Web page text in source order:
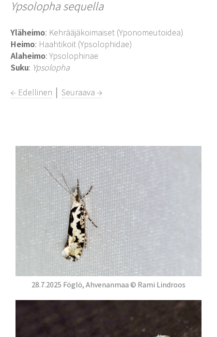
Ypsolopha sequella
Yläheimo: Kehrääjäkoimaiset (Yponomeutoidea)
Heimo: Haahtikoit (Ypsolophidae)
Alaheimo: Ypsolophinae
Suku: Ypsolopha
← Edellinen │Seuraava →
28.7.2025 Föglö, Ahvenanmaa © Rami Lindroos